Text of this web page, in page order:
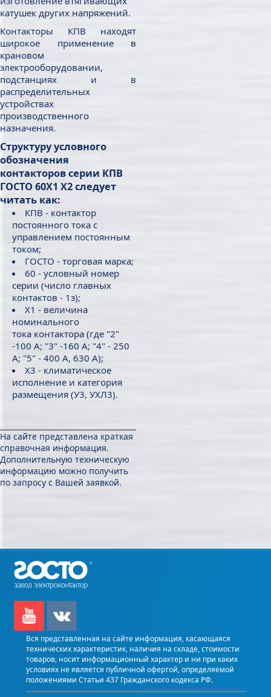
катушек других напряжений.
Контакторы КПВ находят
широкое применение в
крановом
электрооборудовании,
подстанциях и в
распределительных
устройствах
производственного
назначения.
Структуру условного
обозначения
контакторов серии КПВ
ГОСТО 60Х1 Х2 следует
читать как:
КПВ - контактор
постоянного тока с
управлением постоянным
током;
ГОСТО - торговая марка;
60 - условный номер
серии (число главных
контактов - 1з);
Х1 - величина
номинального
тока контактора (где "2"
-100 А; "3" -160 А; "4" - 250
А; "5" - 400 А, 630 А);
Х3 - климатическое
исполнение и категория
размещения (У3, УХЛ3).
На сайте представлена краткая
справочная информация.
Дополнительную техническую
информацию можно получить
по запросу с Вашей заявкой.
Вся представленная на сайте информация, касающаяся
технических характеристик, наличия на складе, стоимости
товаров, носит информационный характер и ни при каких
условиях не является публичной офертой, определяемой
положениями Статьи 437 Гражданского кодекса РФ.